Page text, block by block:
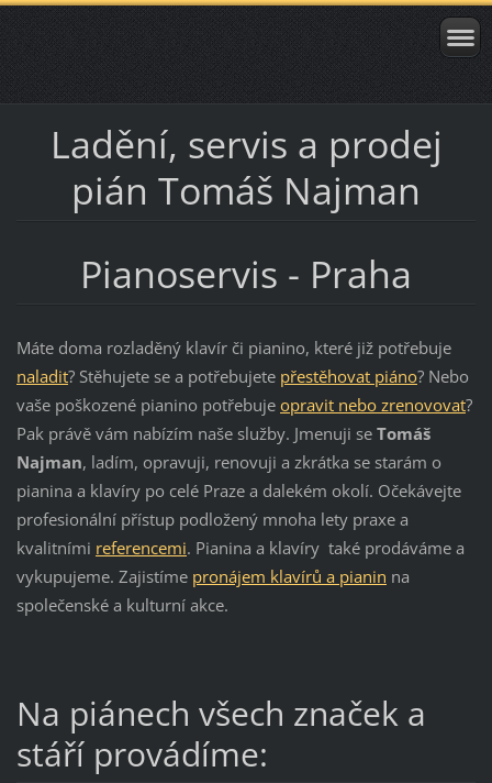
Ladění, servis a prodej
pián Tomáš Najman
Pianoservis - Praha
Máte doma rozladěný klavír či pianino, které již potřebuje
naladit? Stěhujete se a potřebujete přestěhovat piáno? Nebo
vaše poškozené pianino potřebuje opravit nebo zrenovovat?
Pak právě vám nabízím naše služby. Jmenuji se Tomáš
Najman, ladím, opravuji, renovuji a zkrátka se starám o
pianina a klavíry po celé Praze a dalekém okolí. Očekávejte
profesionální přístup podložený mnoha lety praxe a
kvalitními referencemi. Pianina a klavíry také prodáváme a
vykupujeme. Zajistíme pronájem klavírů a pianin na
společenské a kulturní akce.
Na piánech všech značek a
stáří provádíme: